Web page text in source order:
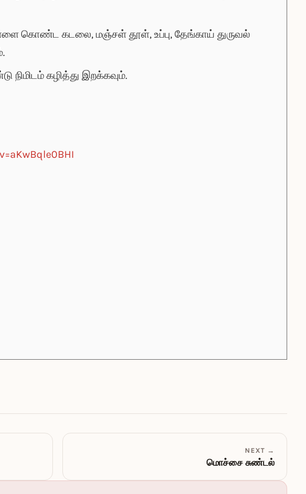
கொண்ட கடலை, மஞ்சள் தூள், உப்பு, தேங்காய் துருவல்
நிமிடம் கழித்து இறக்கவும்.
NEXT →
மொச்சை சுண்டல்